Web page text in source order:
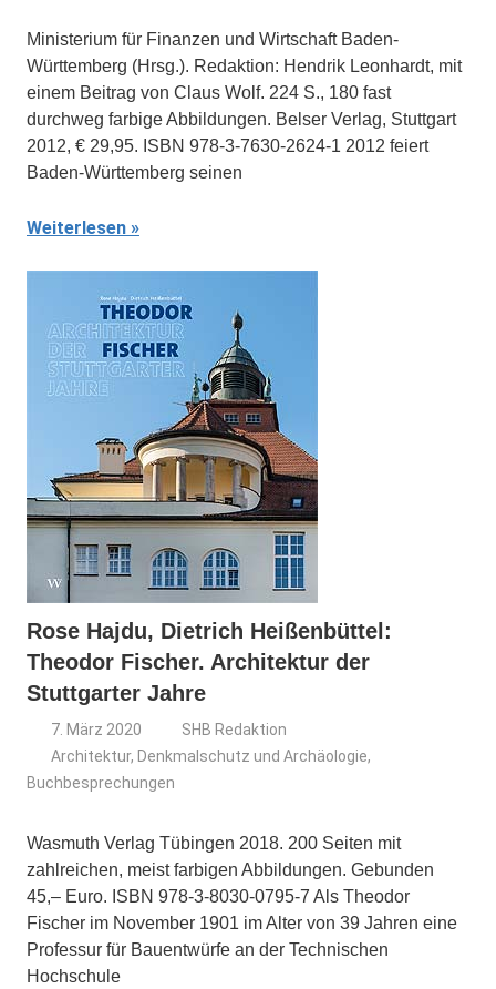
Ministerium für Finanzen und Wirtschaft Baden-
Württemberg (Hrsg.). Redaktion: Hendrik Leonhardt, mit
einem Beitrag von Claus Wolf. 224 S., 180 fast
durchweg farbige Abbildungen. Belser Verlag, Stuttgart
2012, € 29,95. ISBN 978-3-7630-2624-1 2012 feiert
Baden-Württemberg seinen
Weiterlesen
Rose Hajdu, Dietrich Heißenbüttel:
Theodor Fischer. Architektur der
Stuttgarter Jahre
7. März 2020
SHB Redaktion
Architektur, Denkmalschutz und Archäologie,
Buchbesprechungen
Wasmuth Verlag Tübingen 2018. 200 Seiten mit
zahlreichen, meist farbigen Abbildungen. Gebunden
45,– Euro. ISBN 978-3-8030-0795-7 Als Theodor
Fischer im November 1901 im Alter von 39 Jahren eine
Professur für Bauentwürfe an der Technischen
Hochschule